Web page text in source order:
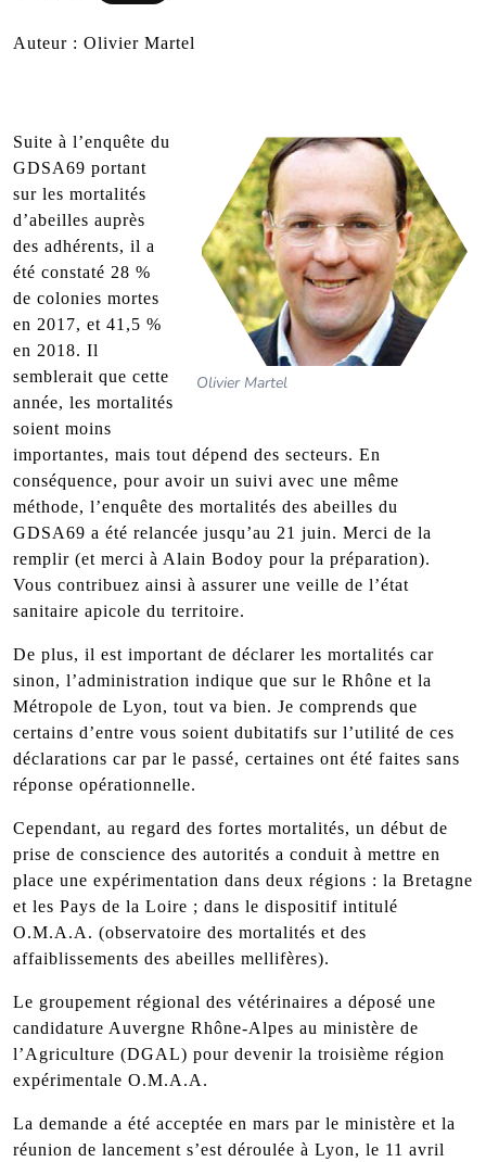
Auteur : Olivier Martel
Olivier Martel
Suite à l’enquête du
GDSA69 portant
sur les mortalités
d’abeilles auprès
des adhérents, il a
été constaté 28 %
de colonies mortes
en 2017, et 41,5 %
en 2018. Il
semblerait que cette
année, les mortalités
soient moins
importantes, mais tout dépend des secteurs. En
conséquence, pour avoir un suivi avec une même
méthode, l’enquête des mortalités des abeilles du
GDSA69 a été relancée jusqu’au 21 juin. Merci de la
remplir (et merci à Alain Bodoy pour la préparation).
Vous contribuez ainsi à assurer une veille de l’état
sanitaire apicole du territoire.
De plus, il est important de déclarer les mortalités car
sinon, l’administration indique que sur le Rhône et la
Métropole de Lyon, tout va bien. Je comprends que
certains d’entre vous soient dubitatifs sur l’utilité de ces
déclarations car par le passé, certaines ont été faites sans
réponse opérationnelle.
Cependant, au regard des fortes mortalités, un début de
prise de conscience des autorités a conduit à mettre en
place une expérimentation dans deux régions : la Bretagne
et les Pays de la Loire ; dans le dispositif intitulé
O.M.A.A. (observatoire des mortalités et des
affaiblissements des abeilles mellifères).
Le groupement régional des vétérinaires a déposé une
candidature Auvergne Rhône-Alpes au ministère de
l’Agriculture (DGAL) pour devenir la troisième région
expérimentale O.M.A.A.
La demande a été acceptée en mars par le ministère et la
réunion de lancement s’est déroulée à Lyon, le 11 avril